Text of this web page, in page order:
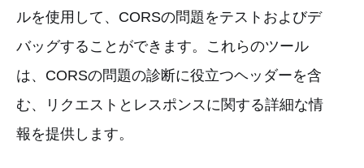
ルを使用して、CORSの問題をテストおよびデ
バッグすることができます。これらのツール
は、CORSの問題の診断に役立つヘッダーを含
む、リクエストとレスポンスに関する詳細な情
報を提供します。